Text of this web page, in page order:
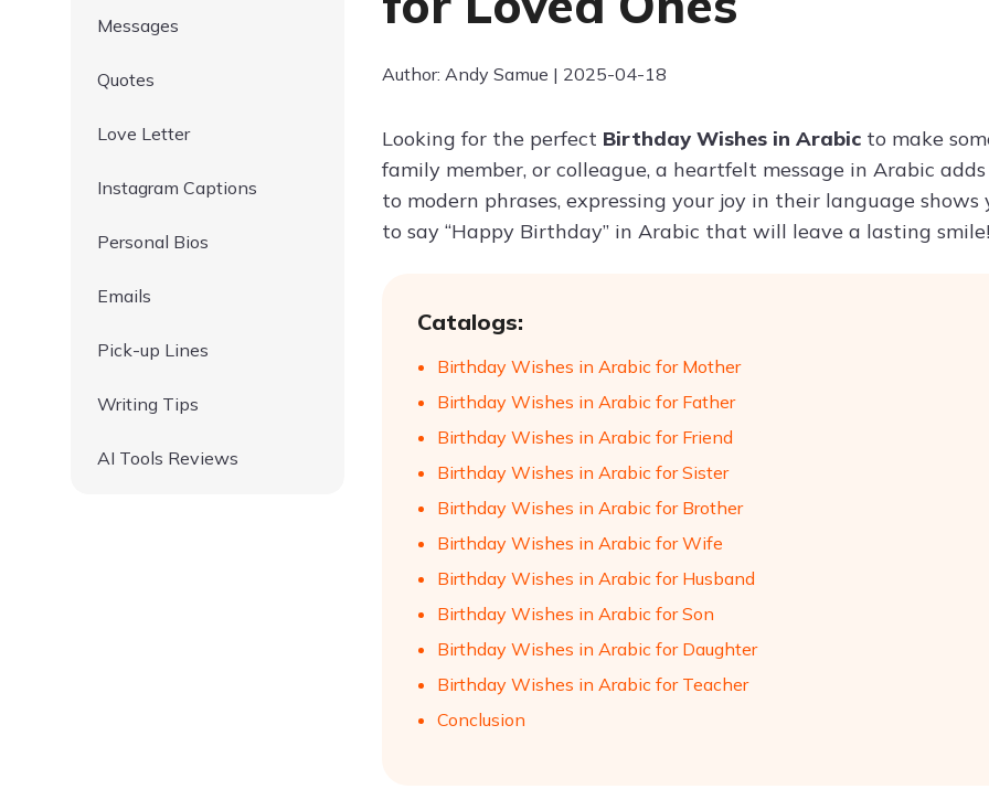
Messages
Quotes
Love Letter
Instagram Captions
Personal Bios
Emails
Pick-up Lines
Writing Tips
AI Tools Reviews
Author: Andy Samue | 2025-04-18
Looking for the perfect Birthday Wishes in Arabic to make
family member, or colleague, a heartfelt message in Arabic
to modern phrases, expressing your joy in their language shows
to say “Happy Birthday” in Arabic that will leave a lasting smile!
Catalogs:
Birthday Wishes in Arabic for Mother
Birthday Wishes in Arabic for Father
Birthday Wishes in Arabic for Friend
Birthday Wishes in Arabic for Sister
Birthday Wishes in Arabic for Brother
Birthday Wishes in Arabic for Wife
Birthday Wishes in Arabic for Husband
Birthday Wishes in Arabic for Son
Birthday Wishes in Arabic for Daughter
Birthday Wishes in Arabic for Teacher
Conclusion